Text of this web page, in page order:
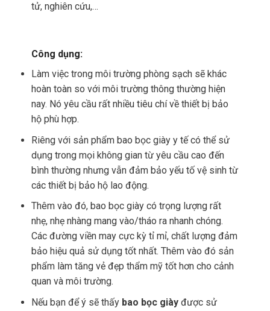
tử, nghiên cứu,…
Công dụng:
Làm việc trong môi trường phòng sạch sẽ khác
hoàn toàn so với môi trường thông thường hiện
nay. Nó yêu cầu rất nhiều tiêu chí về thiết bị bảo
hộ phù hợp.
Riêng với sản phẩm bao bọc giày y tế có thể sử
dụng trong mọi không gian từ yêu cầu cao đến
bình thường nhưng vẫn đảm bảo yếu tố vệ sinh từ
các thiết bị bảo hộ lao động.
Thêm vào đó, bao bọc giày có trọng lượng rất
nhẹ, nhẹ nhàng mang vào/tháo ra nhanh chóng.
Các đường viền may cực kỳ tỉ mỉ, chất lượng đảm
bảo hiệu quả sử dụng tốt nhất. Thêm vào đó sản
phẩm làm tăng vẻ đẹp thẩm mỹ tốt hơn cho cảnh
quan và môi trường.
Nếu bạn để ý sẽ thấy bao bọc giày được sử